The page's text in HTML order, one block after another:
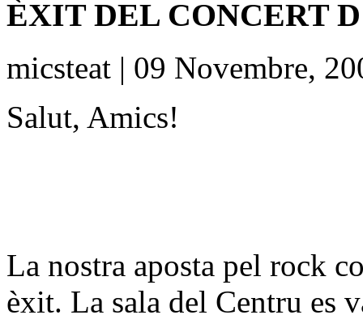
ÈXIT DEL CONCERT
micsteat | 09 Novembre,
Salut, Amics!
La nostra aposta pel rock
èxit. La sala del Centru es